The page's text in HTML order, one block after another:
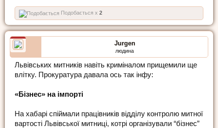
Подобається x 2
Jurgen
людина
Львівських митників навіть криміналом прищемили ще
влітку. Прокуратура давала ось так інфу:
«Бізнес» на імпорті
На хабарі спіймали працівників відділу контролю митної
вартості Львівської митниці, котрі організували “бізнес”